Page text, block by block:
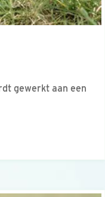
gewerkt aan een